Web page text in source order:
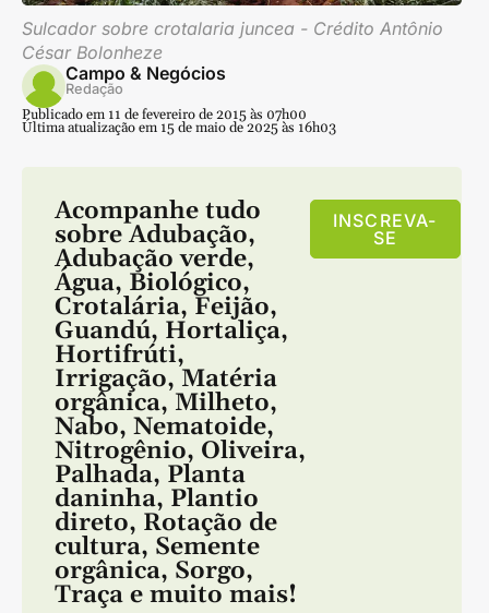
Sulcador sobre crotalaria juncea - Crédito Antônio
César Bolonheze
Campo & Negócios
Redação
Publicado em 11 de fevereiro de 2015 às 07h00
Última atualização em 15 de maio de 2025 às 16h03
Acompanhe tudo
sobre Adubação,
Adubação verde,
Água, Biológico,
Crotalária, Feijão,
Guandú, Hortaliça,
Hortifrúti,
Irrigação, Matéria
orgânica, Milheto,
Nabo, Nematoide,
Nitrogênio, Oliveira,
Palhada, Planta
daninha, Plantio
direto, Rotação de
cultura, Semente
orgânica, Sorgo,
Traça e muito mais!
INSCREVA-
SE